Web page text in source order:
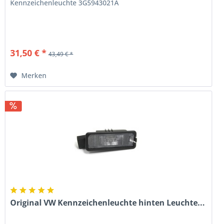
Kennzeichenleuchte 3G5943021A
31,50 € * 43,49 € *
Merken
Original VW Kennzeichenleuchte hinten Leuchte...